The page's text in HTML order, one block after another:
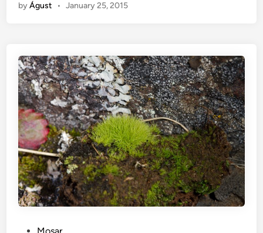
o
t
i
s
–
h
n
a
p
p
m
byÁgust • January 25, 2015